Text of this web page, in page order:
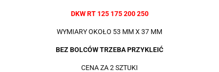
DKW RT 125 175 200 250
WYMIARY OKOŁO 53 MM X 37 MM
BEZ BOLCÓW TRZEBA PRZYKLEIĆ
CENA ZA 2 SZTUKI